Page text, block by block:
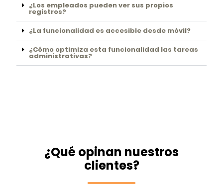
¿Los empleados pueden ver sus propios
registros?
¿La funcionalidad es accesible desde móvil?
¿Cómo optimiza esta funcionalidad las tareas
administrativas?
¿Qué opinan nuestros
clientes?